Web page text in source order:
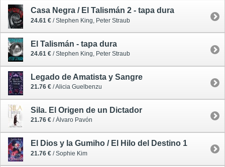
Casa Negra / El Talismán 2 - tapa dura
24.61 € / Stephen King, Peter Straub
El Talismán - tapa dura
24.61 € / Stephen King, Peter Straub
Legado de Amatista y Sangre
21.76 € / Alicia Guelbenzu
Sila. El Origen de un Dictador
21.76 € / Álvaro Pavón
El Dios y la Gumiho / El Hilo del Destino 1
21.76 € / Sophie Kim